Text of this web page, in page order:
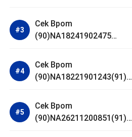
Acne Calm Micellar Water
Cek Bpom
(90)NA18241902475
Cek Bpom
(90)NA18221901243(91)25
Serum
Cek Bpom
(90)NA26211200851(91)24